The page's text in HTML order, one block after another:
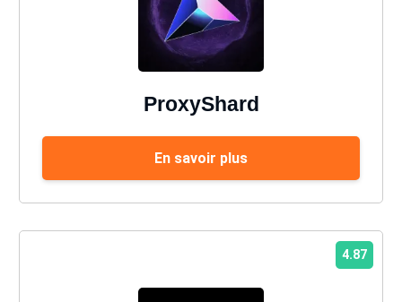
ProxyShard
En savoir plus
4.87